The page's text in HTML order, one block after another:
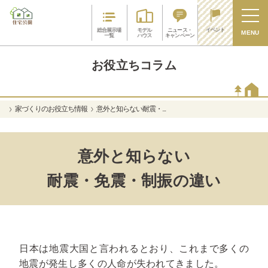
総合展示場
一覧
モデル
ハウス
ニュース・
キャンペーン
イベント MENU
お役立ちコラム
家づくりのお役立ち情報 意外と知らない耐震・...
意外と知らない
耐震・免震・制振の違い
日本は地震大国と言われるとおり、これまで多くの
地震が発生し多くの人命が失われてきました。